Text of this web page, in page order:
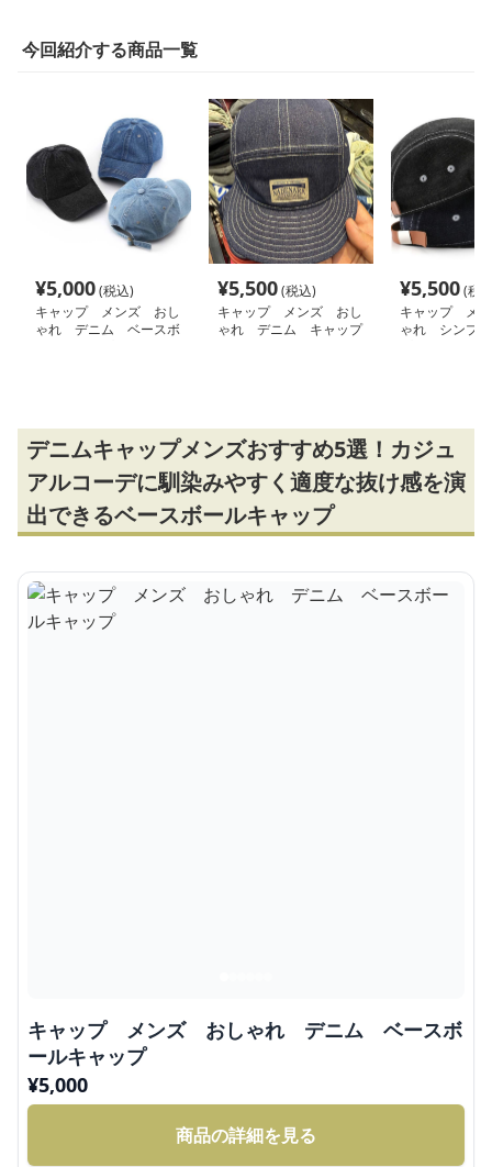
今回紹介する商品一覧
¥5,000(税込)
キャップ メンズ おし
ゃれ デニム ベースボ
¥5,500(税込)
キャップ メンズ おし
ゃれ デニム キャップ
¥5,500(税
キャップ メ
ゃれ シンプ
デニムキャップメンズおすすめ5選！カジュ
アルコーデに馴染みやすく適度な抜け感を演
出できるベースボールキャップ
キャップ メンズ おしゃれ デニム ベースボ
ールキャップ
¥5,000
商品の詳細を見る